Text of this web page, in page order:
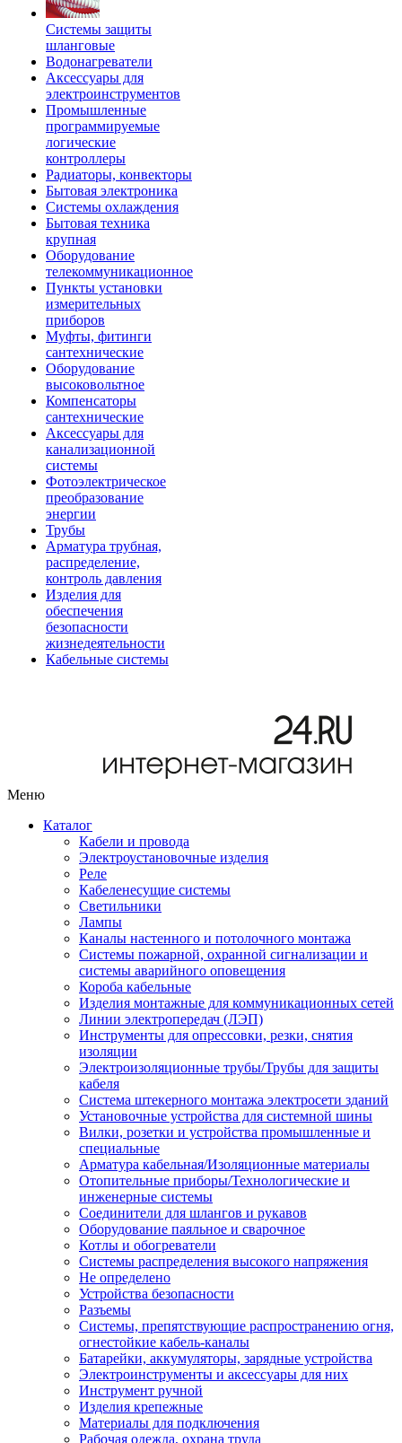
Системы защиты
шланговые
Водонагреватели
Аксессуары для
электроинструментов
Промышленные
программируемые
логические
контроллеры
Радиаторы, конвекторы
Бытовая электроника
Системы охлаждения
Бытовая техника
крупная
Оборудование
телекоммуникационное
Пункты установки
измерительных
приборов
Муфты, фитинги
сантехнические
Оборудование
высоковольтное
Компенсаторы
сантехнические
Аксессуары для
канализационной
системы
Фотоэлектрическое
преобразование
энергии
Трубы
Арматура трубная,
распределение,
контроль давления
Изделия для
обеспечения
безопасности
жизнедеятельности
Кабельные системы
Меню
Каталог
Кабели и провода
Электроустановочные изделия
Реле
Кабеленесущие системы
Светильники
Лампы
Каналы настенного и потолочного монтажа
Системы пожарной, охранной сигнализации и
системы аварийного оповещения
Короба кабельные
Изделия монтажные для коммуникационных сетей
Линии электропередач (ЛЭП)
Инструменты для опрессовки, резки, снятия
изоляции
Электроизоляционные трубы/Трубы для защиты
кабеля
Система штекерного монтажа электросети зданий
Установочные устройства для системной шины
Вилки, розетки и устройства промышленные и
специальные
Арматура кабельная/Изоляционные материалы
Отопительные приборы/Технологические и
инженерные системы
Соединители для шлангов и рукавов
Оборудование паяльное и сварочное
Котлы и обогреватели
Системы распределения высокого напряжения
Не определено
Устройства безопасности
Разъемы
Системы, препятствующие распространению огня,
огнестойкие кабель-каналы
Батарейки, аккумуляторы, зарядные устройства
Электроинструменты и аксессуары для них
Инструмент ручной
Изделия крепежные
Материалы для подключения
Рабочая одежда, охрана труда